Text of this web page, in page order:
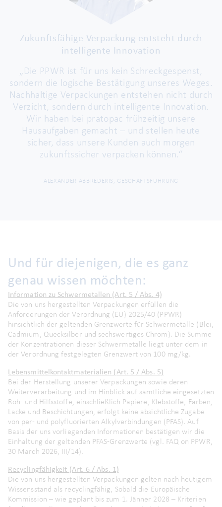
Zukunftsfähige Verpackung entsteht durch
intelligente Innovation
„Die PPWR ist für uns kein Schreckgespenst,
sondern die logische Bestätigung unseres Weges.
Nachhaltige Verpackungen entstehen nicht durch
Verzicht, sondern durch intelligente Innovation.
Wir haben bei pratopac frühzeitig unsere
Hausaufgaben gemacht – und stellen heute
sicher, dass unsere Kunden auch morgen
zukunftssicher verpacken können.“
ALEXANDER ABBREDERIS, GESCHÄFTSFÜHRUNG
Und für diejenigen, die es ganz
genau wissen möchten:
Information zu Schwermetallen (Art. 5 / Abs. 4)
Die von uns hergestellten Verpackungen erfüllen die
Anforderungen der Verordnung (EU) 2025/40 (PPWR)
hinsichtlich der geltenden Grenzwerte für Schwermetalle (Blei,
Cadmium, Quecksilber und sechswertiges Chrom). Die Summe
der Konzentrationen dieser Schwermetalle liegt unter dem in
der Verordnung festgelegten Grenzwert von 100 mg/kg.
Lebensmittelkontaktmaterialien (Art. 5 / Abs. 5)
Bei der Herstellung unserer Verpackungen sowie deren
Weiterverarbeitung und im Hinblick auf sämtliche eingesetzten
Roh- und Hilfsstoffe, einschließlich Papiere, Klebstoffe, Farben,
Lacke und Beschichtungen, erfolgt keine absichtliche Zugabe
von per- und polyfluorierten Alkylverbindungen (PFAS). Auf
Basis der uns vorliegenden Informationen bestätigen wir die
Einhaltung der geltenden PFAS‑Grenzwerte (vgl. FAQ on PPWR,
30 March 2026, III/14).
Recyclingfähigkeit (Art. 6 / Abs. 1)
Die von uns hergestellten Verpackungen gelten nach heutigem
Wissensstand als recyclingfähig, Sobald die Europäische
Kommission – wie geplant bis zum 1. Jänner 2028 – Kriterien